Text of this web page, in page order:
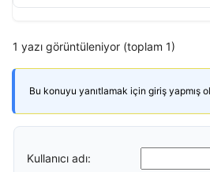
1 yazı görüntüleniyor (toplam 1)
Bu konuyu yanıtlamak için giriş yapmış
Kullanıcı adı: